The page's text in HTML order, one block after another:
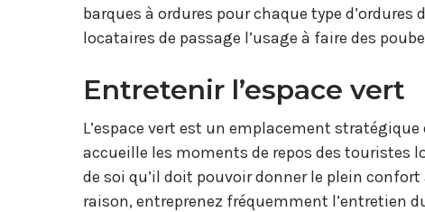
barques à ordures pour chaque type
locataires de passage l’usage à faire des
Entretenir l’espace vert
L’espace vert est un emplacement
accueille les moments de repos des touristes
de soi qu’il doit pouvoir donner le plein
raison, entreprenez fréquemment l’entretien